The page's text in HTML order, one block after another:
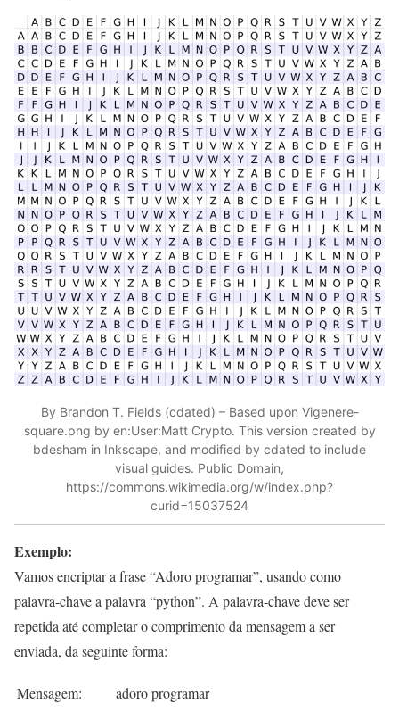
By Brandon T. Fields (cdated) – Based upon Vigenere-
square.png by en:User:Matt Crypto. This version created by
bdesham in Inkscape, and modified by cdated to include
visual guides. Public Domain,
https://commons.wikimedia.org/w/index.php?
curid=15037524
Exemplo:
Vamos encriptar a frase “Adoro programar”, usando como
palavra-chave a palavra “python”. A palavra-chave deve ser
repetida até completar o comprimento da mensagem a ser
enviada, da seguinte forma:
Mensagem:
adoro programar